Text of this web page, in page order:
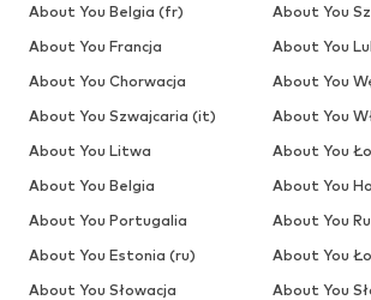
About You Belgia (fr)
About You
About You Francja
About You
About You Chorwacja
About You
About You Szwajcaria (it)
About You
About You Litwa
About You
About You Belgia
About You
About You Portugalia
About You
About You Estonia (ru)
About You
About You Słowacja
About You